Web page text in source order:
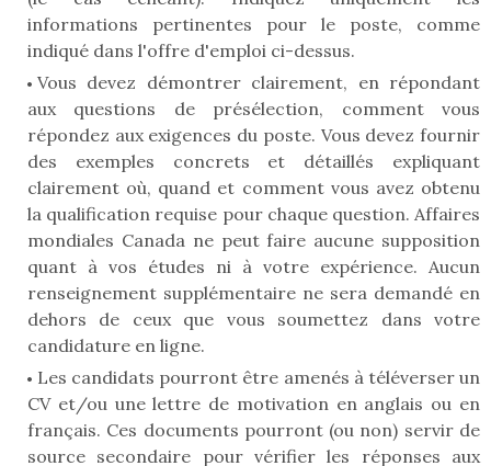
informations pertinentes pour le poste, comme
indiqué dans l'offre d'emploi ci-dessus.
Vous devez démontrer clairement, en répondant
aux questions de présélection, comment vous
répondez aux exigences du poste. Vous devez fournir
des exemples concrets et détaillés expliquant
clairement où, quand et comment vous avez obtenu
la qualification requise pour chaque question. Affaires
mondiales Canada ne peut faire aucune supposition
quant à vos études ni à votre expérience. Aucun
renseignement supplémentaire ne sera demandé en
dehors de ceux que vous soumettez dans votre
candidature en ligne.
Les candidats pourront être amenés à téléverser un
CV et/ou une lettre de motivation en anglais ou en
français. Ces documents pourront (ou non) servir de
source secondaire pour vérifier les réponses aux